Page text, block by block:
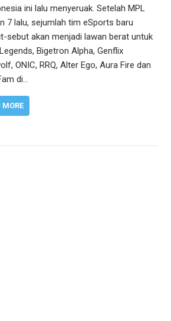
ini lalu menyeruak. Setelah MPL
7 lalu, sejumlah tim eSports baru
sebut akan menjadi lawan berat untuk
Bigetron Alpha, Genflix
ONIC, RRQ, Alter Ego, Aura Fire dan
di…
MORE